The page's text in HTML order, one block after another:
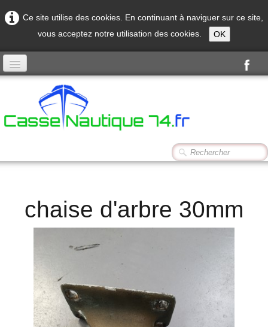
Ce site utilise des cookies. En continuant à naviguer sur ce site,
vous acceptez notre utilisation des cookies.
OK
Produits
chaise d'arbre 30mm